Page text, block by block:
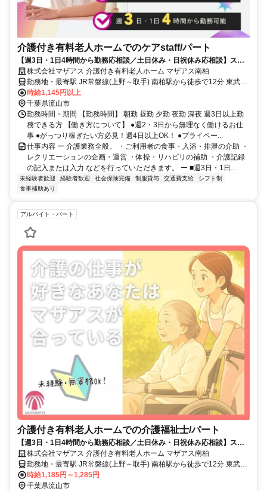
介護付き有料老人ホームでのケアstaff/パート
【週3日・1日4時間から勤務応相談／土日休み・日祝休み応相談】スタ
ッフ配置数は通常の倍！
株式会社マザアス 介護付き有料老人ホーム マザアス南柏
勤務地・最寄駅 JR常磐線(上野～取手) 南柏駅から徒歩で12分 東武野
田線 新柏駅から徒歩で19分 【柏駅】から3.6㎞ 【上野駅】から電車
50分 【松戸駅】から電車25分
時給1,145円以上
千葉県流山市
勤務時間・期間 【勤務時間】 朝勤 昼勤 夕勤 夜勤 深夜 週3日以上勤
務できる方 【働き方について】 ●週2・3日から無理なく働けるお仕
事 ●がっつり稼ぎたい方必見！週4日以上OK！ ●プライベー...
仕事内容 ー 介護業務全般。 ・ご利用者の食事・入浴・排泄の介助 ・
レクリエーションの企画・運営 ・体操・リハビリの補助 ・介護記録
の記入または入力 などを行っていただきます。 ー ■週3日・1日...
未経験者歓迎 経験者歓迎 社会保険完備 制服貸与 交通費支給
シフト制
食事補助あり
アルバイト・パート
介護付き有料老人ホームでの介護福祉士/パート
【週3日・1日4時間から勤務応相談／土日休み・日祝休み応相談】スタ
ッフ配置数は通常の倍！
株式会社マザアス 介護付き有料老人ホーム マザアス南柏
勤務地・最寄駅 JR常磐線(上野～取手) 南柏駅から徒歩で12分 東武野
田線 新柏駅から徒歩で19分 【柏駅】から3.6㎞ 【上野駅】から電車
50分 【松戸駅】から電車25分
時給1,185円～1,285円
千葉県流山市